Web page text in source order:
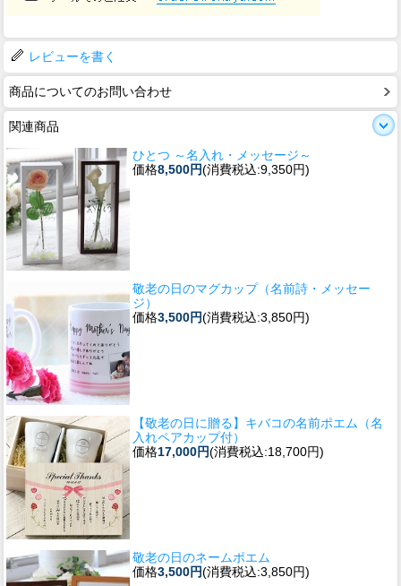
レビューを書く
商品についてのお問い合わせ
関連商品
ひとつ ～名入れ・メッセージ～
価格8,500円(消費税込:9,350円)
敬老の日のマグカップ（名前詩・メッセー
ジ）
価格3,500円(消費税込:3,850円)
【敬老の日に贈る】キバコの名前ポエム（名
入れペアカップ付）
価格17,000円(消費税込:18,700円)
敬老の日のネームポエム
価格3,500円(消費税込:3,850円)